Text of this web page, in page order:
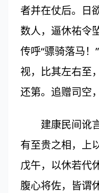
者并在仗后。日
数人，逼休祐令
传呼“骠骑落马
视，比其左右至
还第。追赠司空
建康民间讹言
有至贵之相，上
戊午，以休若代
腹心将佐，皆谓